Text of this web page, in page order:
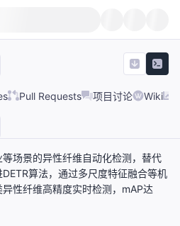
Pull Requests 项目讨论 Wiki
场景的异性纤维自动化检测，替代
算法，通过多尺度特征融合等机
性纤维高精度实时检测，mAP达